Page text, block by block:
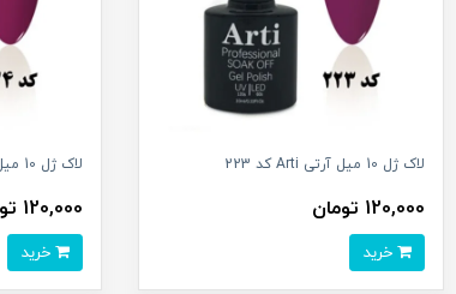
لاک ژل 10 میل آرتی Arti کد 223
120,000 تومان
خرید
لاک ژل 10 میل آرتی Arti کد 224
120,000 تومان
خرید